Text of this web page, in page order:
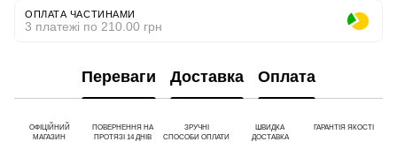
ОПЛАТА ЧАСТИНАМИ
3 платежі по 210.00 грн
Переваги Доставка Оплата
ОФІЦІЙНИЙ
МАГАЗИН
ПОВЕРНЕННЯ НА
ПРОТЯЗІ 14 ДНІВ
ЗРУЧНІ
СПОСОБИ ОПЛАТИ
ШВИДКА
ДОСТАВКА
ГАРАНТІЯ ЯКОСТІ